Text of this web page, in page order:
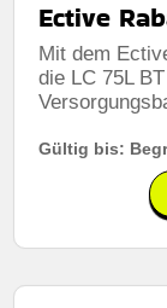
Ective
Mit dem
die LC 75L
Gültig bis: